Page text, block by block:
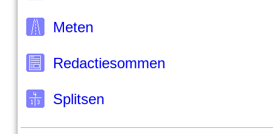
Meten
Redactiesommen
Splitsen